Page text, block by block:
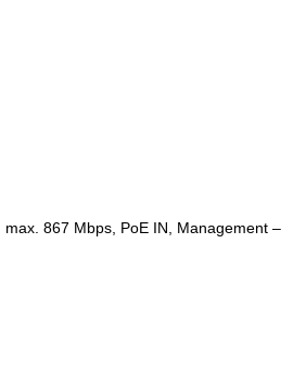
867 Mbps, PoE IN, Management –